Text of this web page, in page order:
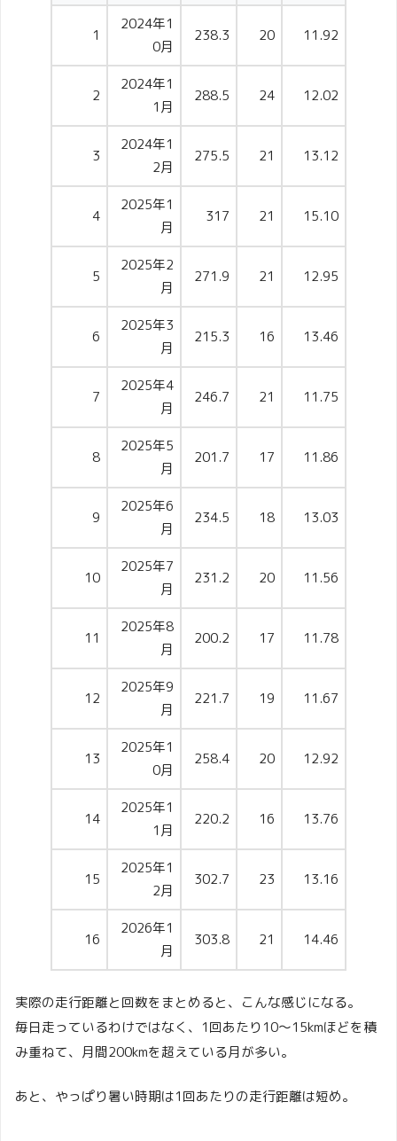
1
2024年1
0月
238.3 20 11.92
2
2024年1
1月
288.5 24 12.02
3
2024年1
2月
275.5 21 13.12
4
2025年1
月
317 21 15.10
5
2025年2
月
271.9 21 12.95
6
2025年3
月
215.3 16 13.46
7
2025年4
月
246.7 21 11.75
8
2025年5
月
201.7 17 11.86
9
2025年6
月
234.5 18 13.03
10
2025年7
月
231.2 20 11.56
11
2025年8
月
200.2 17 11.78
12
2025年9
月
221.7 19 11.67
13
2025年1
0月
258.4 20 12.92
14
2025年1
1月
220.2 16 13.76
15
2025年1
2月
302.7 23 13.16
16
2026年1
月
303.8 21 14.46
実際の走行距離と回数をまとめると、こんな感じになる。
毎日走っているわけではなく、1回あたり10〜15kmほどを積
み重ねて、月間200kmを超えている月が多い。
あと、やっぱり暑い時期は1回あたりの走行距離は短め。